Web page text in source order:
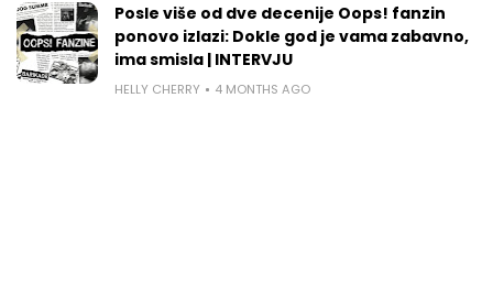
Posle više od dve decenije Oops! fanzin
ponovo izlazi: Dokle god je vama zabavno,
ima smisla | INTERVJU
HELLY CHERRY 4 MONTHS AGO